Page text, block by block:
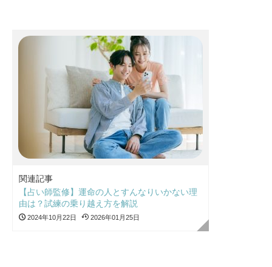
関連記事
【占い師監修】運命の人とすんなりいかない理
由は？試練の乗り越え方を解説
2024年10月22日 2026年01月25日